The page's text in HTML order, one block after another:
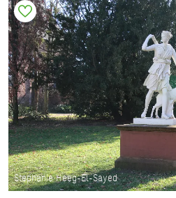
Stephanie Heeg-El-Sayed